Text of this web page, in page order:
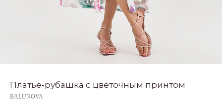
Платье-рубашка с цветочным принтом
BALUNOVA